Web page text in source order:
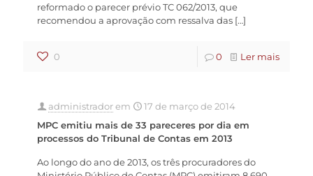
reformado o parecer prévio TC 062/2013, que
recomendou a aprovação com ressalva das […]
0 0 Ler mais
administradorem
17 de março de 2014
MPC emitiu mais de 33 pareceres por dia em
processos do Tribunal de Contas em 2013
Ao longo do ano de 2013, os três procuradores do